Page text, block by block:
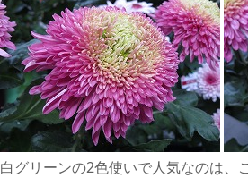
白グリーンの2色使いで人気なのは、